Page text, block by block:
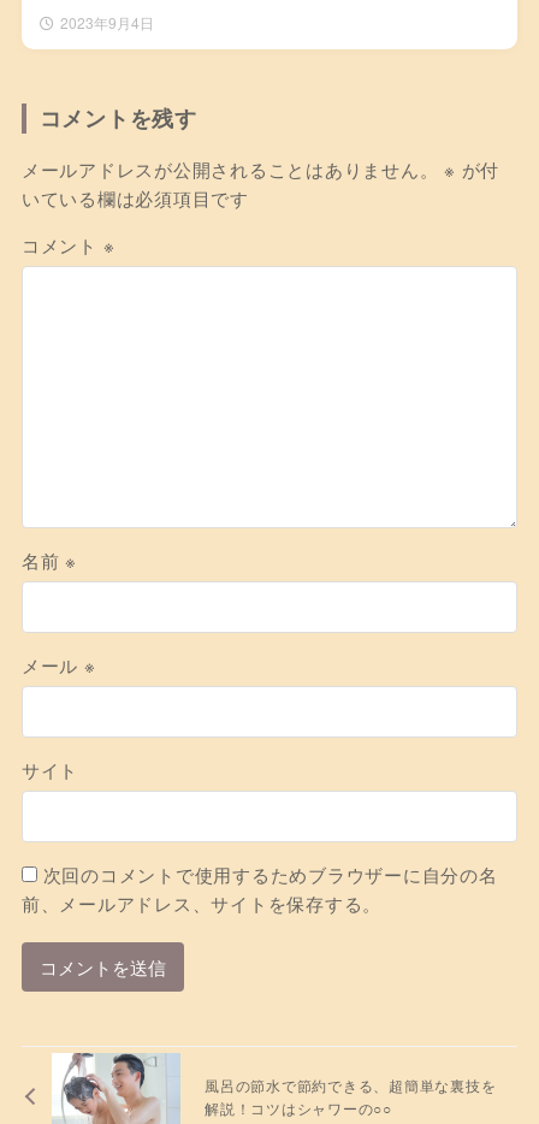
2023年9月4日
コメントを残す
メールアドレスが公開されることはありません。 ※ が付
いている欄は必須項目です
コメント ※
名前※
メール ※
サイト
次回のコメントで使用するためブラウザーに自分の名
前、メールアドレス、サイトを保存する。
風呂の節水で節約できる、超簡単な裏技を
解説！コツはシャワーの○○